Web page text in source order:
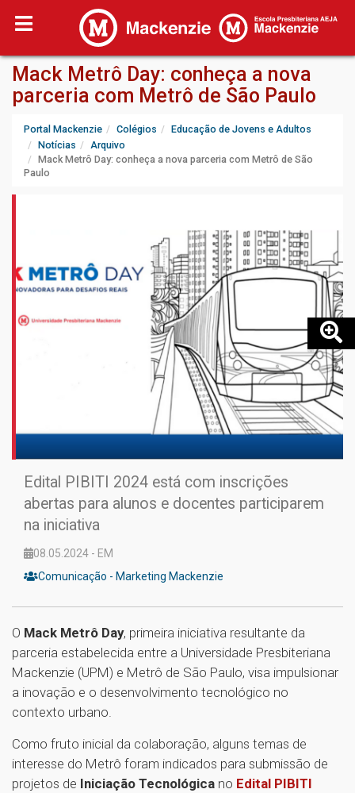
Mack Metrô Day: conheça a nova
parceria com Metrô de São Paulo
Portal Mackenzie Colégios
Educação de Jovens e Adultos
Notícias
Arquivo
Mack Metrô Day: conheça a nova parceria com Metrô de São
Paulo
Edital PIBITI 2024 está com inscrições
abertas para alunos e docentes participarem
na iniciativa
08.05.2024 - EM
Comunicação - Marketing Mackenzie
O Mack Metrô Day, primeira iniciativa resultante da
parceria estabelecida entre a Universidade Presbiteriana
Mackenzie (UPM) e Metrô de São Paulo, visa impulsionar
a inovação e o desenvolvimento tecnológico no
contexto urbano.
Como fruto inicial da colaboração, alguns temas de
interesse do Metrô foram indicados para submissão de
projetos de Iniciação Tecnológica no Edital PIBITI